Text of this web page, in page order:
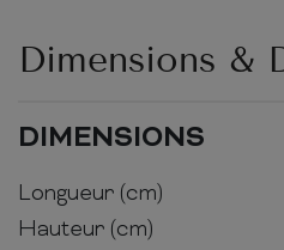
Dimensions &
DIMENSIONS
Longueur (cm)
Hauteur (cm)